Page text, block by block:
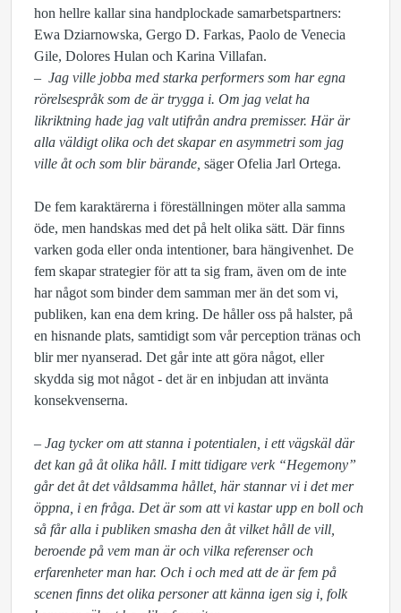
hon hellre kallar sina handplockade samarbetspartners:
Ewa Dziarnowska, Gergo D. Farkas, Paolo de Venecia
Gile, Dolores Hulan och Karina Villafan.
– Jag ville jobba med starka performers som har egna
rörelsespråk som de är trygga i. Om jag velat ha
likriktning hade jag valt utifrån andra premisser. Här är
alla väldigt olika och det skapar en asymmetri som jag
ville åt och som blir bärande, säger Ofelia Jarl Ortega.
De fem karaktärerna i föreställningen möter alla samma
öde, men handskas med det på helt olika sätt. Där finns
varken goda eller onda intentioner, bara hängivenhet. De
fem skapar strategier för att ta sig fram, även om de inte
har något som binder dem samman mer än det som vi,
publiken, kan ena dem kring. De håller oss på halster, på
en hisnande plats, samtidigt som vår perception tränas och
blir mer nyanserad. Det går inte att göra något, eller
skydda sig mot något - det är en inbjudan att invänta
konsekvenserna.
– Jag tycker om att stanna i potentialen, i ett vägskäl där
det kan gå åt olika håll. I mitt tidigare verk “Hegemony”
går det åt det våldsamma hållet, här stannar vi i det mer
öppna, i en fråga. Det är som att vi kastar upp en boll och
så får alla i publiken smasha den åt vilket håll de vill,
beroende på vem man är och vilka referenser och
erfarenheter man har. Och i och med att de är fem på
scenen finns det olika personer att känna igen sig i, folk